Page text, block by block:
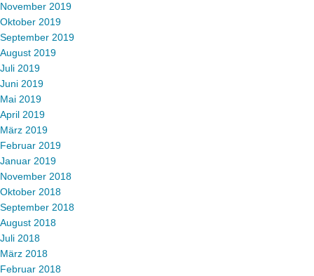
November 2019
Oktober 2019
September 2019
August 2019
Juli 2019
Juni 2019
Mai 2019
April 2019
März 2019
Februar 2019
Januar 2019
November 2018
Oktober 2018
September 2018
August 2018
Juli 2018
März 2018
Februar 2018